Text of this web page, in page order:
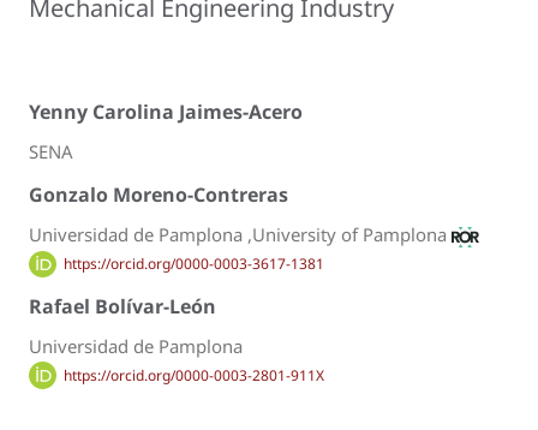
Mechanical Engineering Industry
Yenny Carolina Jaimes-Acero
SENA
Gonzalo Moreno-Contreras
Universidad de Pamplona ,University of Pamplona
https://orcid.org/0000-0003-3617-1381
Rafael Bolívar-León
Universidad de Pamplona
https://orcid.org/0000-0003-2801-911X